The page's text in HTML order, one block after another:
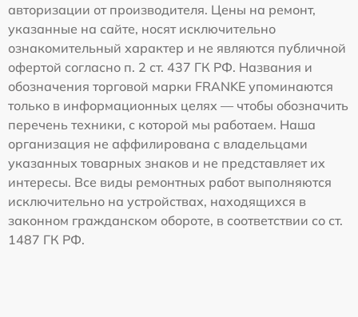
авторизации от производителя. Цены на ремонт,
указанные на сайте, носят исключительно
ознакомительный характер и не являются публичной
офертой согласно п. 2 ст. 437 ГК РФ. Названия и
обозначения торговой марки FRANKE упоминаются
только в информационных целях — чтобы обозначить
перечень техники, с которой мы работаем. Наша
организация не аффилирована с владельцами
указанных товарных знаков и не представляет их
интересы. Все виды ремонтных работ выполняются
исключительно на устройствах, находящихся в
законном гражданском обороте, в соответствии со ст.
1487 ГК РФ.